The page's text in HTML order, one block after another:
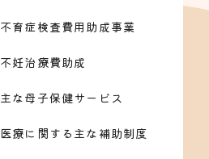
不育症検査費用助成事業
不妊治療費助成
主な母子保健サービス
医療に関する主な補助制度